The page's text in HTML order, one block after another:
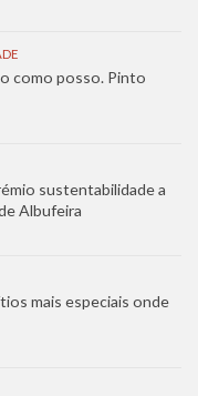
como posso. Pinto
sustentabilidade a
Albufeira
mais especiais onde